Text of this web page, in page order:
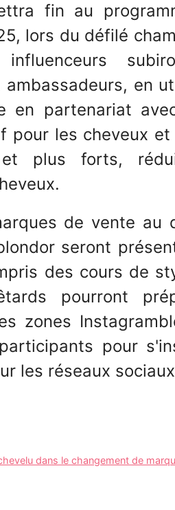
fin au
lors du défilé
en
en partenariat
pour les cheveux et
plus forts,
de vente au
seront
des cours de
pourront
zones
pour
les réseaux
dans le changement de